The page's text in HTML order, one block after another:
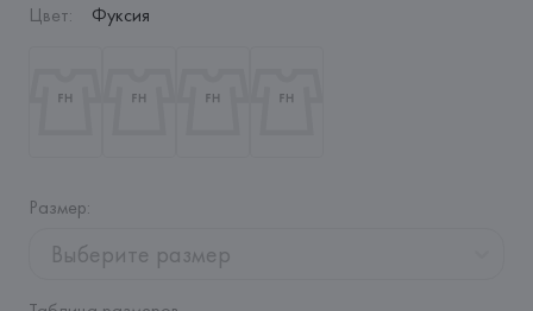
Цвет: Фуксия
Размер:
Выберите размер